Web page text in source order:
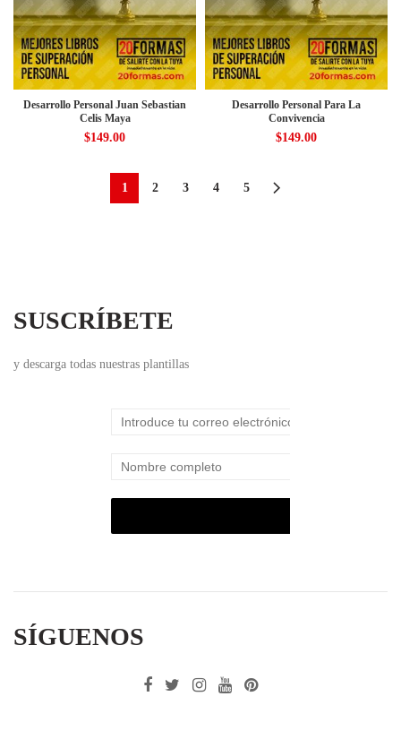
Desarrollo Personal Juan Sebastian
Celis Maya
$149.00
Desarrollo Personal Para La
Convivencia
$149.00
1 2 3 4 5
SUSCRÍBETE
y descarga todas nuestras plantillas
SÍGUENOS